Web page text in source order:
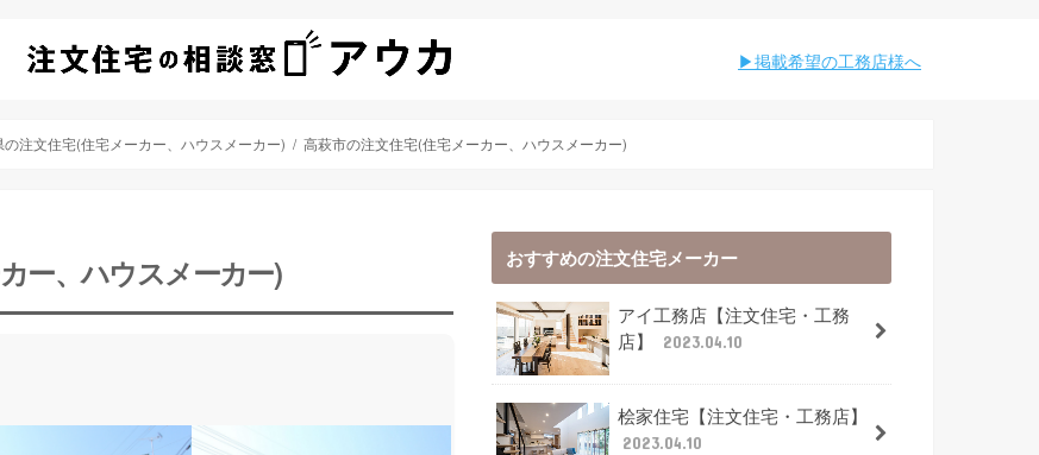
︎︎掲載希望の工務店様へ
の注文住宅(住宅メーカー、ハウスメーカー) 高萩市の注文住宅(住宅メーカー、ハウスメーカー)
ー、ハウスメーカー) おすすめの注文住宅メーカー
アイ工務店【注文住宅・工務
店】
2023.04.10
桧家住宅【注文住宅・工務店】
2023.04.10